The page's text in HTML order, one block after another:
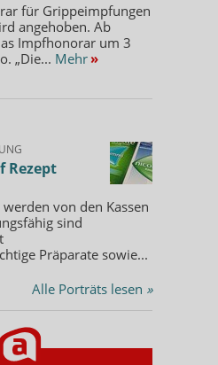
für Grippeimpfungen
angehoben. Ab
Impfhonorar um 3
„Die... Mehr »
Rezept
von den Kassen
sind
Präparate sowie...
Alle Porträts lesen »